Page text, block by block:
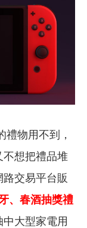
物用不到，
想把禮品堆
交易平台販
、春酒抽獎禮
中大型家電用